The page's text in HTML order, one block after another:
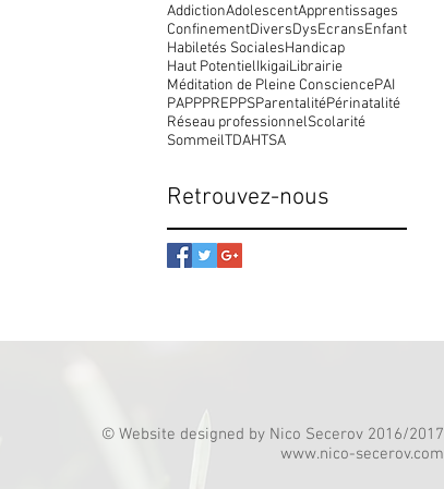
AddictionAdolescentApprentissages
ConfinementDiversDysEcransEnfant
Habiletés SocialesHandicap
Haut PotentielIkigaiLibrairie
Méditation de Pleine ConsciencePAI
PAPPPREPPSParentalitéPérinatalité
Réseau professionnelScolarité
SommeilTDAHTSA
Retrouvez-nous
© Website designed by Nico Secerov 2016/2017
www.nico-secerov.com